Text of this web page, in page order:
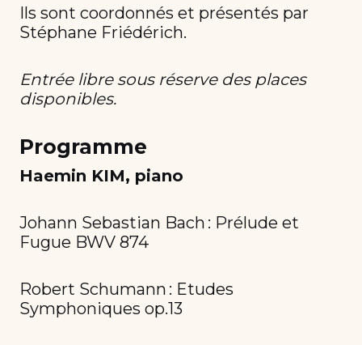
Ils sont coordonnés et présentés par
Stéphane Friédérich.
Entrée libre sous réserve des places
disponibles.
Programme
Haemin KIM, piano
Johann Sebastian Bach : Prélude et
Fugue BWV 874
Robert Schumann : Etudes
Symphoniques op.13